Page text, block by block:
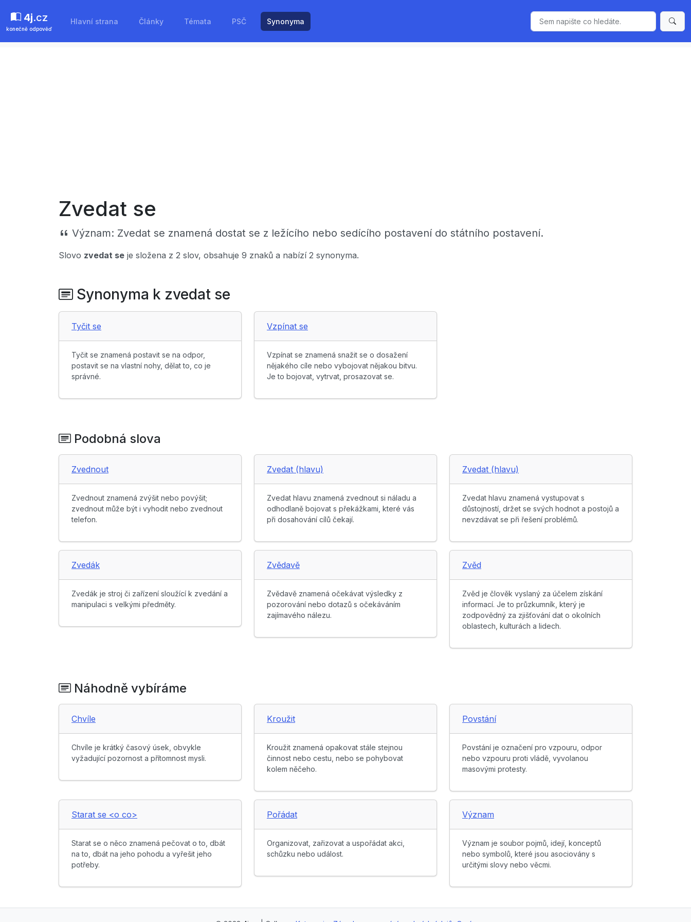
4j.cz
konečně odpověď
Hlavní strana Články Témata PSČ Synonyma
Zvedat se
Význam: Zvedat se znamená dostat se z ležícího nebo sedícího postavení do státního postavení.
Slovo zvedat se je složena z 2 slov, obsahuje 9 znaků a nabízí 2 synonyma.
Synonyma k zvedat se
Tyčit se
Tyčit se znamená postavit se na odpor,
postavit se na vlastní nohy, dělat to, co je
správné.
Vzpínat se
Vzpínat se znamená snažit se o dosažení
nějakého cíle nebo vybojovat nějakou bitvu.
Je to bojovat, vytrvat, prosazovat se.
Podobná slova
Zvednout
Zvednout znamená zvýšit nebo povýšit;
zvednout může být i vyhodit nebo zvednout
telefon.
Zvedat (hlavu)
Zvedat hlavu znamená zvednout si náladu a
odhodlaně bojovat s překážkami, které vás
při dosahování cílů čekají.
Zvedat (hlavu)
Zvedat hlavu znamená vystupovat s
důstojností, držet se svých hodnot a postojů a
nevzdávat se při řešení problémů.
Zvedák
Zvedák je stroj či zařízení sloužící k zvedání a
manipulaci s velkými předměty.
Zvědavě
Zvědavě znamená očekávat výsledky z
pozorování nebo dotazů s očekáváním
zajímavého nálezu.
Zvěd
Zvěd je člověk vyslaný za účelem získání
informací. Je to průzkumník, který je
zodpovědný za zjišťování dat o okolních
oblastech, kulturách a lidech.
Náhodně vybíráme
Chvíle
Chvíle je krátký časový úsek, obvykle
vyžadující pozornost a přítomnost mysli.
Kroužit
Kroužit znamená opakovat stále stejnou
činnost nebo cestu, nebo se pohybovat
kolem něčeho.
Povstání
Povstání je označení pro vzpouru, odpor
nebo vzpouru proti vládě, vyvolanou
masovými protesty.
Starat se <o co>
Starat se o něco znamená pečovat o to, dbát
na to, dbát na jeho pohodu a vyřešit jeho
potřeby.
Pořádat
Organizovat, zařizovat a uspořádat akci,
schůzku nebo událost.
Význam
Význam je soubor pojmů, idejí, konceptů
nebo symbolů, které jsou asociovány s
určitými slovy nebo věcmi.